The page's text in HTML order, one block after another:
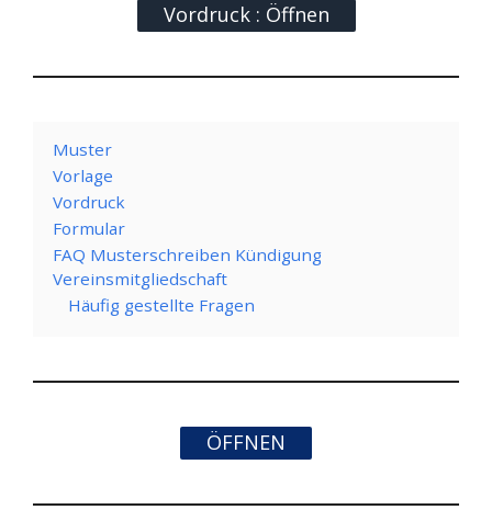
Vordruck : Öffnen
Muster
Vorlage
Vordruck
Formular
FAQ Musterschreiben Kündigung
Vereinsmitgliedschaft
Häufig gestellte Fragen
ÖFFNEN